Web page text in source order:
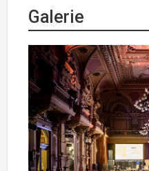
Galerie